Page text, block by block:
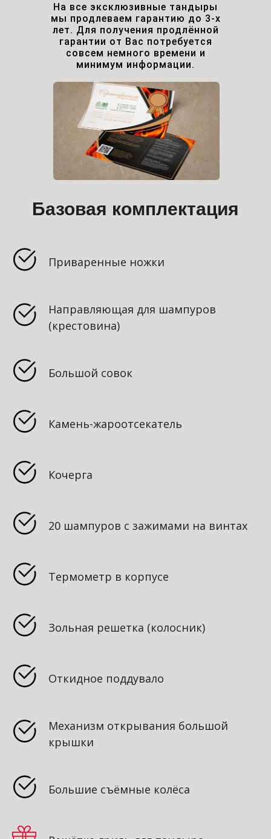
Не страшно!
Вам помогут с
На все эксклюзивные тандыры
мы продлеваем гарантию до 3-х
лет. Для получения продлённой
гарантии от Вас потребуется
совсем немного времени и
минимум информации.
Базовая комплектация
Приваренные ножки
Направляющая для шампуров
(крестовина)
Большой совок
Камень-жароотсекатель
Кочерга
20 шампуров с зажимами на винтах
Термометр в корпусе
Зольная решетка (колосник)
Откидное поддувало
Механизм открывания большой
крышки
Большие съёмные колёса